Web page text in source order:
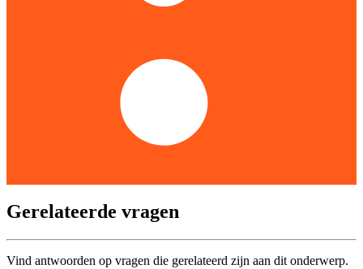
Gerelateerde vragen
Vind antwoorden op vragen die gerelateerd zijn aan dit onderwerp.